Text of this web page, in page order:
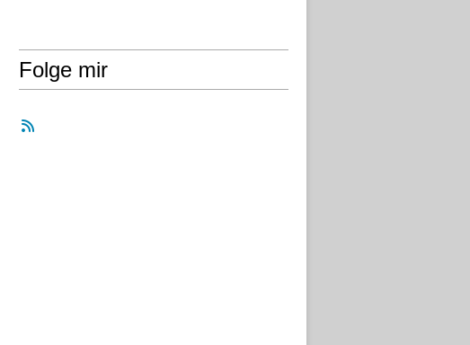
Folge mir